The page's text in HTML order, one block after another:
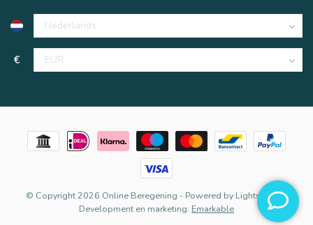
€
© Copyright 2026 Online Beregening - Powered by Lightspeed-
Development en marketing: Emarkable